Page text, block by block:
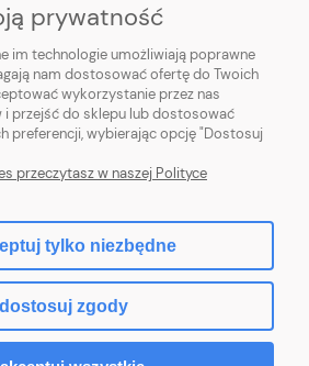
internetowy Shoper.pl
prywatność
im technologie umożliwiają poprawne
nam dostosować ofertę do Twoich
wykorzystanie przez nas
przejść do sklepu lub dostosować
preferencji, wybierając opcję "Dostosuj
przeczytasz w naszej Polityce
tylko niezbędne
dostosuj zgody